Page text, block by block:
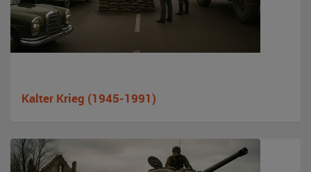
Kalter Krieg (1945-1991)